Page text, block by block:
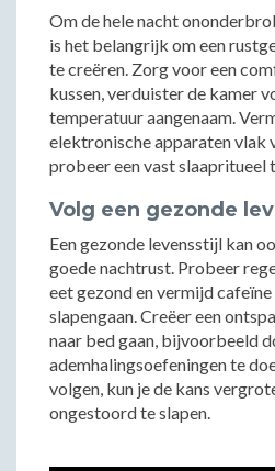
Om de hele nacht
is het belangrijk om een
te creëren. Zorg voor een
kussen, verduister de kamer
temperatuur aangenaam.
elektronische apparaten vlak
probeer een vast slaapritueel
Volg een gezonde
Een gezonde levensstijl kan
goede nachtrust. Probeer
eet gezond en vermijd
slapengaan. Creëer een
naar bed gaan, bijvoorbeeld
ademhalingsoefeningen te
volgen, kun je de kans
ongestoord te slapen.